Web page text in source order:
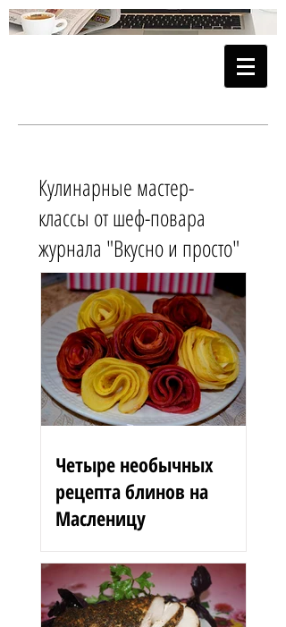
Кулинарные мастер-
классы от шеф-повара
журнала "Вкусно и просто"
Четыре необычных
рецепта блинов на
Масленицу
Блинные розы 1,5 стакана
муки 200 г вишен 125 мл
сыворотки 100 г сгущенного
молока 2 яйца 3 ст. л.